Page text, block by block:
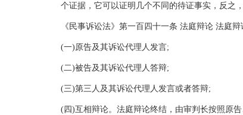
个证据，它可以证明几个不同的待证事实，反之
《民事诉讼法》第一百四十一条 法庭辩论 法庭辩
(一)原告及其诉讼代理人发言;
(二)被告及其诉讼代理人答辩;
(三)第三人及其诉讼代理人发言或者答辩;
(四)互相辩论。法庭辩论终结，由审判长按照原